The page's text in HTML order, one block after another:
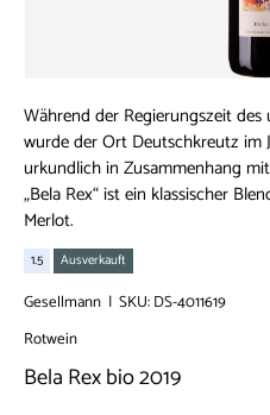
Während der Regierungszeit
wurde der Ort Deutschkreutz im
urkundlich in Zusammenhang
„Bela Rex“ ist ein klassischer
Merlot.
1.5 Ausverkauft
Gesellmann | SKU:DS-4011619
Rotwein
Bela Rex bio 2019